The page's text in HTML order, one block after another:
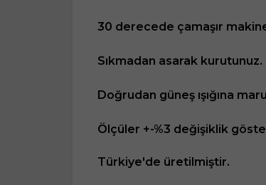
30 derecede çamaşır
Sıkmadan asarak kurutunuz.
Doğrudan güneş ışığına
Ölçüler +-%3 değişiklik
Türkiye'de üretilmiştir.